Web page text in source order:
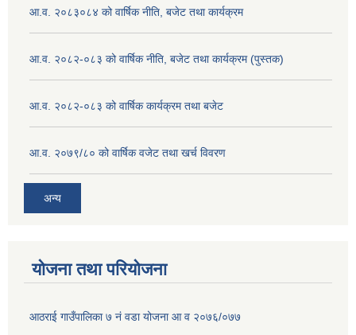
आ.व. २०८३०८४ को वार्षिक नीति, बजेट तथा कार्यक्रम
आ.व. २०८२-०८३ को वार्षिक नीति, बजेट तथा कार्यक्रम (पुस्तक)
आ.व. २०८२-०८३ को वार्षिक कार्यक्रम तथा बजेट
आ.व. २०७९/८० को वार्षिक वजेट तथा खर्च विवरण
अन्य
योजना तथा परियोजना
आठराई गाउँपालिका ७ नं वडा योजना आ व २०७६/०७७